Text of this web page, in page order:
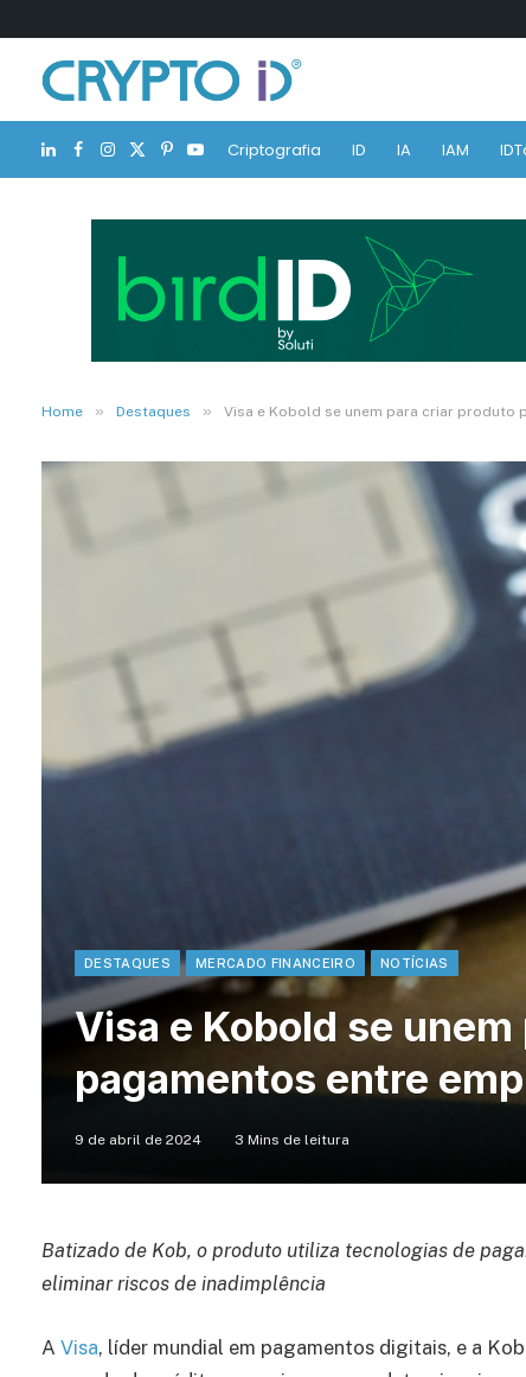
LinkedIn
Facebook
Instagram
X
(Twitter)
Pinterest
YouTubeCriptografia ID IA IAM
Home » Destaques » Visa e Kobold se unem para criar produto
DESTAQUES MERCADO FINANCEIRO NOTÍCIAS
Visa e Kobold se
pagamentos entre
9 de abril de 2024 3 Mins de leitura
Batizado de Kob, o produto utiliza tecnologias de
eliminar riscos de inadimplência
A Visa, líder mundial em pagamentos digitais, e a